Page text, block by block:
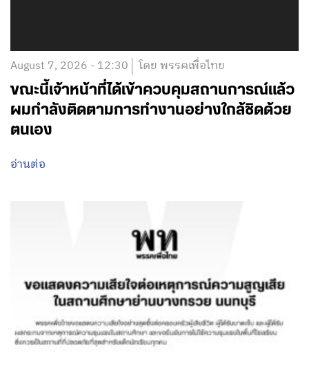
August 7, 2026 - 12:30 โดย พรรคเพื่อไทย
ขณะนี้เจ้าหน้าที่ได้เข้าควบคุมสถานการณ์แล้ว
ผมกำลังติดตามการทำงานอย่างใกล้ชิดด้วย
ตนเอง
อ่านต่อ